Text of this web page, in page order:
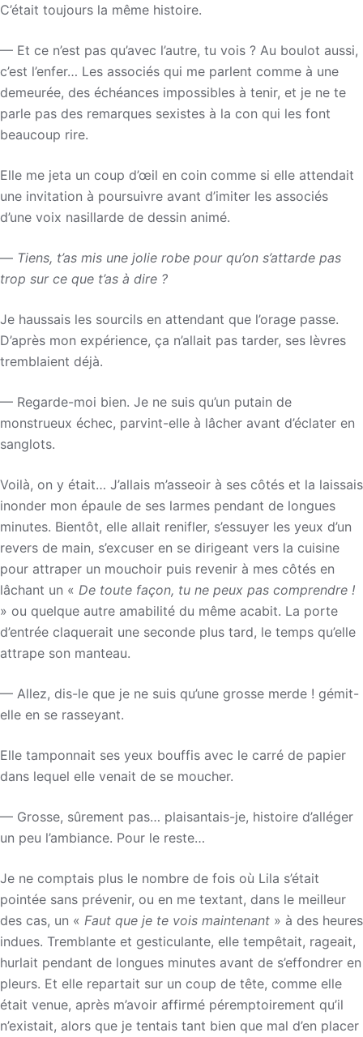
C’était toujours la même histoire.
— Et ce n’est pas qu’avec l’autre, tu vois ? Au boulot aussi,
c’est l’enfer… Les associés qui me parlent comme à une
demeurée, des échéances impossibles à tenir, et je ne te
parle pas des remarques sexistes à la con qui les font
beaucoup rire.
Elle me jeta un coup d’œil en coin comme si elle attendait
une invitation à poursuivre avant d’imiter les associés
d’une voix nasillarde de dessin animé.
— Tiens, t’as mis une jolie robe pour qu’on s’attarde pas
trop sur ce que t’as à dire ?
Je haussais les sourcils en attendant que l’orage passe.
D’après mon expérience, ça n’allait pas tarder, ses lèvres
tremblaient déjà.
— Regarde-moi bien. Je ne suis qu’un putain de
monstrueux échec, parvint-elle à lâcher avant d’éclater en
sanglots.
Voilà, on y était… J’allais m’asseoir à ses côtés et la laissais
inonder mon épaule de ses larmes pendant de longues
minutes. Bientôt, elle allait renifler, s’essuyer les yeux d’un
revers de main, s’excuser en se dirigeant vers la cuisine
pour attraper un mouchoir puis revenir à mes côtés en
lâchant un « De toute façon, tu ne peux pas comprendre !
» ou quelque autre amabilité du même acabit. La porte
d’entrée claquerait une seconde plus tard, le temps qu’elle
attrape son manteau.
— Allez, dis-le que je ne suis qu’une grosse merde ! gémit-
elle en se rasseyant.
Elle tamponnait ses yeux bouffis avec le carré de papier
dans lequel elle venait de se moucher.
— Grosse, sûrement pas… plaisantais-je, histoire d’alléger
un peu l’ambiance. Pour le reste…
Je ne comptais plus le nombre de fois où Lila s’était
pointée sans prévenir, ou en me textant, dans le meilleur
des cas, un « Faut que je te vois maintenant » à des heures
indues. Tremblante et gesticulante, elle tempêtait, rageait,
hurlait pendant de longues minutes avant de s’effondrer en
pleurs. Et elle repartait sur un coup de tête, comme elle
était venue, après m’avoir affirmé péremptoirement qu’il
n’existait, alors que je tentais tant bien que mal d’en placer